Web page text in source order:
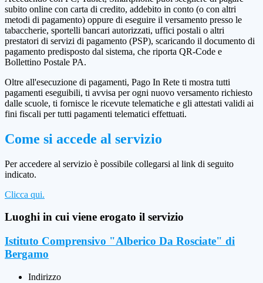
subito online con carta di credito, addebito in conto (o con altri
metodi di pagamento) oppure di eseguire il versamento presso le
tabaccherie, sportelli bancari autorizzati, uffici postali o altri
prestatori di servizi di pagamento (PSP), scaricando il documento di
pagamento predisposto dal sistema, che riporta QR-Code e
Bollettino Postale PA.
Oltre all'esecuzione di pagamenti, Pago In Rete ti mostra tutti
pagamenti eseguibili, ti avvisa per ogni nuovo versamento richiesto
dalle scuole, ti fornisce le ricevute telematiche e gli attestati validi ai
fini fiscali per tutti pagamenti telematici effettuati.
Come si accede al servizio
Per accedere al servizio è possibile collegarsi al link di seguito
indicato.
Clicca qui.
Luoghi in cui viene erogato il servizio
Istituto Comprensivo "Alberico Da Rosciate" di
Bergamo
Indirizzo